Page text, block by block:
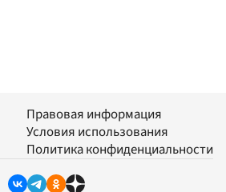
Правовая информация
Условия использования
Политика конфиденциальности